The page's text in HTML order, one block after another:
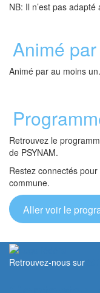
NB: Il n’est pas
Animé
Animé par au moins
Retrouvez le
de PSYNAM.
Restez connectés
commune.
Aller voir le
Retrouvez-nous sur